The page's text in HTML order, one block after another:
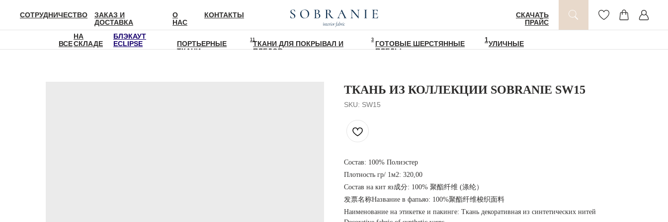
СОТРУДНИЧЕСТВО
ЗАКАЗ И
ДОСТАВКА
О
НАС
КОНТАКТЫ
СКАЧАТЬ
ПРАЙС
ВСЕ
НА
СКЛАДЕ
БЛЭКАУТ
ECLIPSE
ПОРТЬЕРНЫЕ
ТКАНИ
11ТКАНИ ДЛЯ ПОКРЫВАЛ И
ПЛЕДОВ
3 ГОТОВЫЕ ШЕРСТЯННЫЕ
ПЛЕДЫ
1УЛИЧНЫЕ
ТКАНЬ ИЗ КОЛЛЕКЦИИ SOBRANIE SW15
SKU: SW15
Состав: 100% Полиэстер
Плотность гр/ 1м2: 320,00
Состав на кит яз成分: 100% 聚酯纤维 (涤纶）
发票名称Название в фапьяо: 100%聚酯纤维梭织面料
Наименование на этикетке и пакинге: Ткань декоративная из синтетических нитей